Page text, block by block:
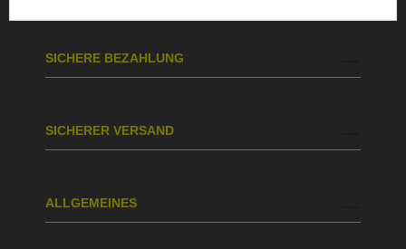
SICHERE BEZAHLUNG
SICHERER VERSAND
ALLGEMEINES